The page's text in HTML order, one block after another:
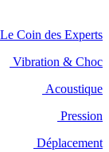
Coin des Experts
Vibration & Choc
Acoustique
Pression
Déplacement